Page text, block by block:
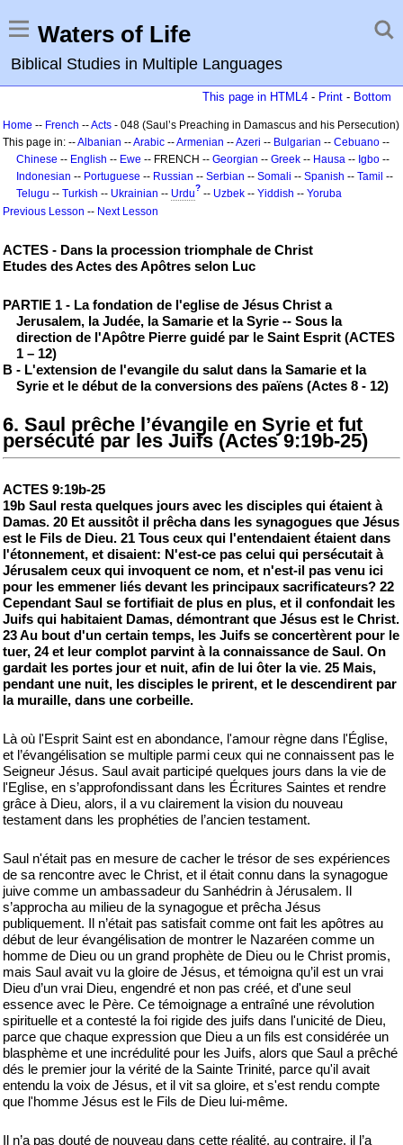
Waters of Life
Biblical Studies in Multiple Languages
This page in HTML4 - Print - Bottom
Home -- French --Acts - 048 (Saul’s Preaching in Damascus and his Persecution)
This page in: --Albanian --Arabic --Armenian --Azeri -- Bulgarian -- Cebuano --
Chinese -- English -- Ewe -- FRENCH -- Georgian -- Greek -- Hausa -- Igbo --
Indonesian -- Portuguese -- Russian -- Serbian -- Somali -- Spanish -- Tamil --
Telugu -- Turkish -- Ukrainian -- Urdu? -- Uzbek -- Yiddish -- Yoruba
Previous Lesson -- Next Lesson
ACTES - Dans la procession triomphale de Christ
Etudes des Actes des Apôtres selon Luc
PARTIE 1 - La fondation de l'eglise de Jésus Christ a
Jerusalem, la Judée, la Samarie et la Syrie -- Sous la
direction de l'Apôtre Pierre guidé par le Saint Esprit (ACTES
1 – 12)
B - L'extension de l'evangile du salut dans la Samarie et la
Syrie et le début de la conversions des païens (Actes 8 - 12)
6. Saul prêche l’évangile en Syrie et fut
persécuté par les Juifs (Actes 9:19b-25)
ACTES 9:19b-25
19b Saul resta quelques jours avec les disciples qui étaient à
Damas. 20 Et aussitôt il prêcha dans les synagogues que Jésus
est le Fils de Dieu. 21 Tous ceux qui l'entendaient étaient dans
l'étonnement, et disaient: N'est-ce pas celui qui persécutait à
Jérusalem ceux qui invoquent ce nom, et n'est-il pas venu ici
pour les emmener liés devant les principaux sacrificateurs? 22
Cependant Saul se fortifiait de plus en plus, et il confondait les
Juifs qui habitaient Damas, démontrant que Jésus est le Christ.
23 Au bout d'un certain temps, les Juifs se concertèrent pour le
tuer, 24 et leur complot parvint à la connaissance de Saul. On
gardait les portes jour et nuit, afin de lui ôter la vie. 25 Mais,
pendant une nuit, les disciples le prirent, et le descendirent par
la muraille, dans une corbeille.
Là où l'Esprit Saint est en abondance, l'amour règne dans l'Église,
et l’évangélisation se multiple parmi ceux qui ne connaissent pas le
Seigneur Jésus. Saul avait participé quelques jours dans la vie de
l'Eglise, en s’approfondissant dans les Écritures Saintes et rendre
grâce à Dieu, alors, il a vu clairement la vision du nouveau
testament dans les prophéties de l’ancien testament.
Saul n'était pas en mesure de cacher le trésor de ses expériences
de sa rencontre avec le Christ, et il était connu dans la synagogue
juive comme un ambassadeur du Sanhédrin à Jérusalem. Il
s’approcha au milieu de la synagogue et prêcha Jésus
publiquement. Il n’était pas satisfait comme ont fait les apôtres au
début de leur évangélisation de montrer le Nazaréen comme un
homme de Dieu ou un grand prophète de Dieu ou le Christ promis,
mais Saul avait vu la gloire de Jésus, et témoigna qu’il est un vrai
Dieu d’un vrai Dieu, engendré et non pas créé, et d'une seul
essence avec le Père. Ce témoignage a entraîné une révolution
spirituelle et a contesté la foi rigide des juifs dans l'unicité de Dieu,
parce que chaque expression que Dieu a un fils est considérée un
blasphème et une incrédulité pour les Juifs, alors que Saul a prêché
dés le premier jour la vérité de la Sainte Trinité, parce qu'il avait
entendu la voix de Jésus, et il vit sa gloire, et s'est rendu compte
que l'homme Jésus est le Fils de Dieu lui-même.
Il n’a pas douté de nouveau dans cette réalité, au contraire, il l’a